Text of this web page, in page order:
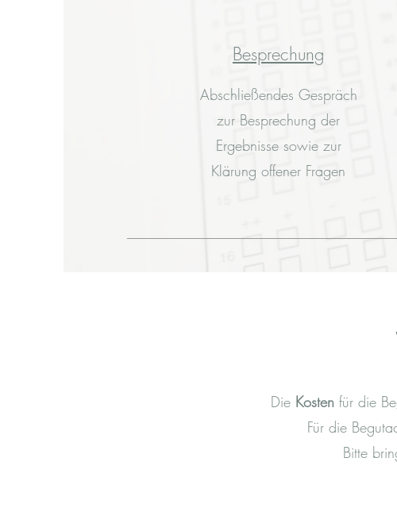
Besprechung
Abschließendes Gespräch
zur Besprechung der
Ergebnisse sowie zur
Klärung offener Fragen
Die Kosten für die
Für die
Bitte